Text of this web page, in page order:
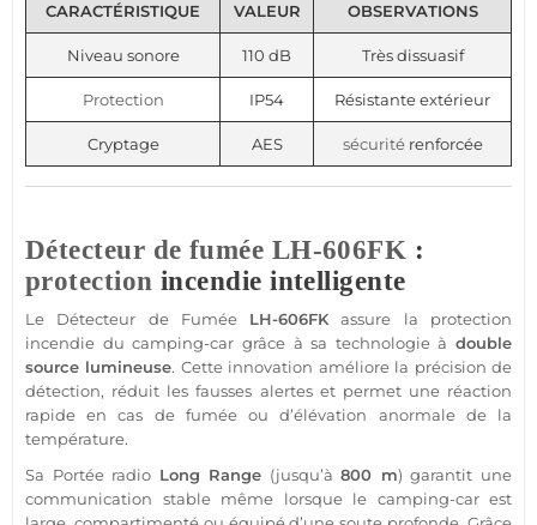
CARACTÉRISTIQUE VALEUR OBSERVATIONS
Niveau sonore 110 dB Très dissuasif
Protection IP54 Résistante extérieur
Cryptage AES sécuritérenforcée
Détecteur de fumée LH-606FK :
protection incendie intelligente
Le Détecteur de Fumée LH-606FKassure la protection
incendie ducamping-car grâce à sa technologie à double
source lumineuse. Cette innovation améliore la précision de
détection, réduit les fausses alertes et permet une réaction
rapide en cas de fumée ou d’élévation anormale de la
température.
Sa Portéeradio Long Range (jusqu’à800 m) garantit une
communication stable même lorsque le camping-carest